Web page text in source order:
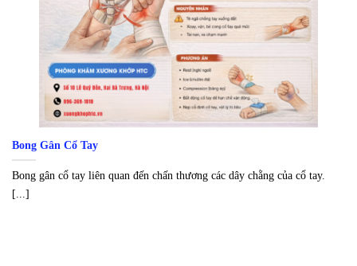
Bong Gân Cổ Tay
Bong gân cổ tay liên quan đến chấn thương các dây chằng của cổ tay.
[...]